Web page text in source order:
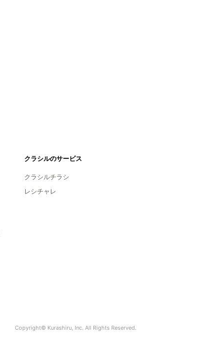
クラシルのサービス
クラシルチラシ
レシチャレ
Copyright© Kurashiru, Inc. All Rights Reserved.